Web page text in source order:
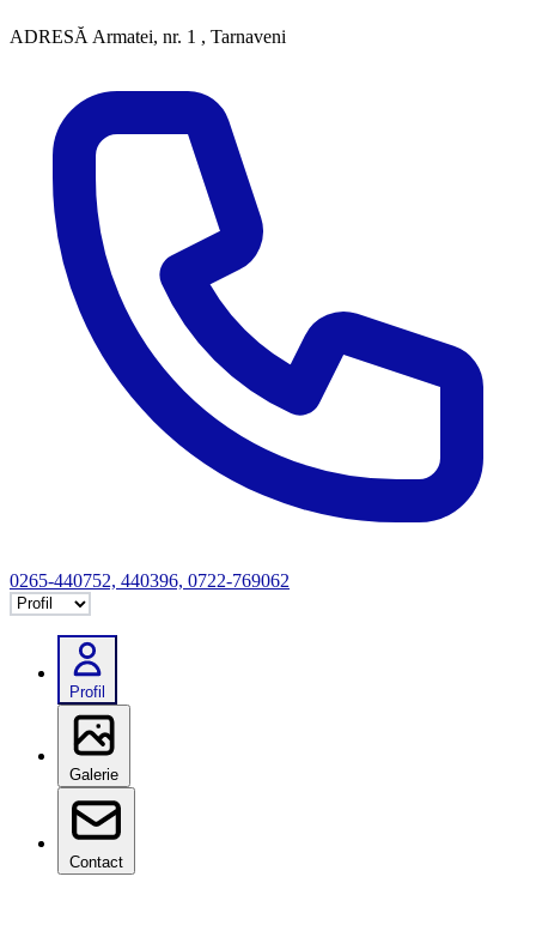
ADRESĂ Armatei, nr. 1 , Tarnaveni
0265-440752, 440396, 0722-769062
Selectează tab
Profil
Galerie
Contact